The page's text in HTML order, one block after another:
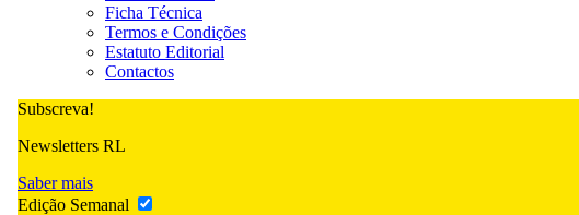
Ficha Técnica
Termos e Condições
Estatuto Editorial
Contactos
Subscreva!
Newsletters RL
Saber mais
Edição Semanal